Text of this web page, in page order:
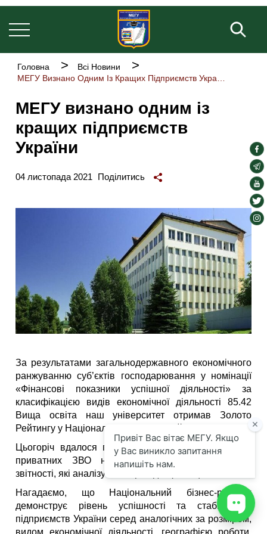
Перейти
до
основного
вмісту
Основна
Рядок
навіґації
Головна
Всі Новини
МЕГУ визнано одним із
кращих підприємств
України
04 листопада 2021 Поділитись
За результатами загальнодержавного економічного
ранжуванню суб’єктів господарювання у номінації
«Фінансові показники успішної діяльності» за
класифікацією видів економічної діяльності 85.42
Вища освіта наш університет отримав Золото
Рейтингу у Національному бізнес-рейтингу.
Цьогоріч вдалося посісти четверту позицію серед
приватних ЗВО на підставі даних фінансової
звітності, які аналізували провідні фахівці.
Нагадаємо, що Національний бізнес-рейтинг
демонструє рівень успішності та стабільності
підприємств України серед аналогічних за розміром,
видом економічної діяльності, географією роботи.